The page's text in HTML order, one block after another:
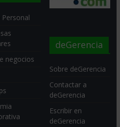
Personal
negocios
deGerencia
Sobre deGerencia
Contactar a
deGerencia
Escribir en
deGerencia